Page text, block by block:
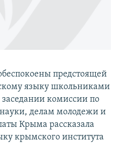
предстоящей
языку школьниками
заседании комиссии по
делам молодежи и
Крыма рассказала
крымского института